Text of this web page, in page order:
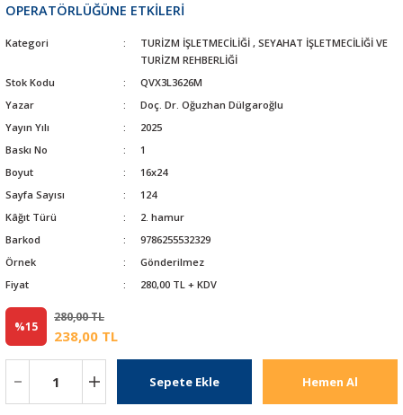
OPERATÖRLÜĞÜNE ETKİLERİ
Kategori TURİZM İŞLETMECİLİĞİ , SEYAHAT İŞLETMECİLİĞİ VE
TURİZM REHBERLİĞİ
Stok Kodu
QVX3L3626M
Yazar
Doç. Dr. Oğuzhan Dülgaroğlu
Yayın Yılı
2025
Baskı No
1
Boyut
16x24
Sayfa Sayısı
124
Kâğıt Türü
2. hamur
Barkod
9786255532329
Örnek
Gönderilmez
Fiyat
280,00 TL + KDV
%15
280,00 TL
238,00 TL
Sepete Ekle Hemen Al